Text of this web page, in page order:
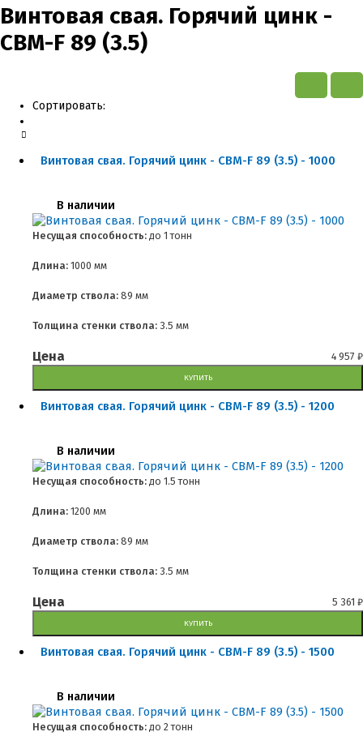
Винтовая свая. Горячий цинк -
СВМ-F 89 (3.5)
Сортировать:
Винтовая свая. Горячий цинк - СВМ-F 89 (3.5) - 1000
В наличии
Несущая способность: до 1 тонн
Длина: 1000 мм
Диаметр ствола: 89 мм
Толщина стенки ствола: 3.5 мм
Цена 4 957 ₽
КУПИТЬ
Винтовая свая. Горячий цинк - СВМ-F 89 (3.5) - 1200
В наличии
Несущая способность: до 1.5 тонн
Длина: 1200 мм
Диаметр ствола: 89 мм
Толщина стенки ствола: 3.5 мм
Цена 5 361 ₽
КУПИТЬ
Винтовая свая. Горячий цинк - СВМ-F 89 (3.5) - 1500
В наличии
Несущая способность: до 2 тонн